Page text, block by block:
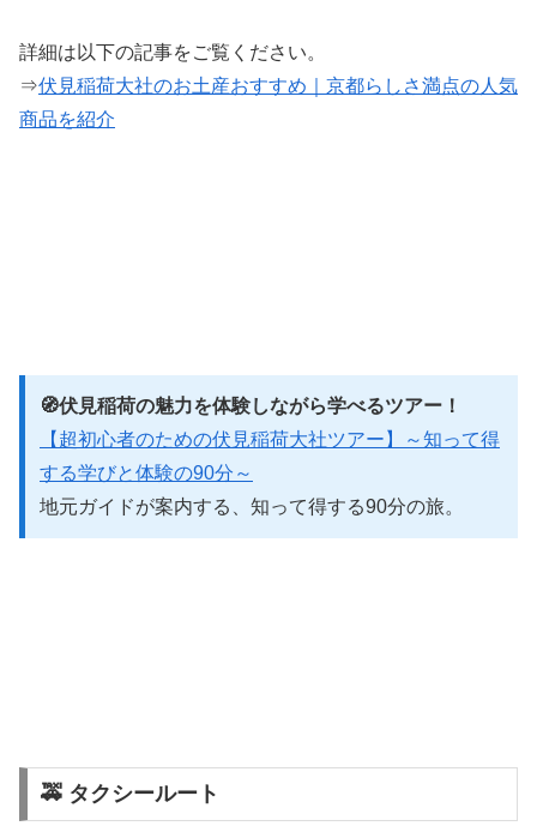
詳細は以下の記事をご覧ください。
⇒伏見稲荷大社のお土産おすすめ｜京都らしさ満点の人気
商品を紹介
🧭伏見稲荷の魅力を体験しながら学べるツアー！
【超初心者のための伏見稲荷大社ツアー】～知って得
する学びと体験の90分～
地元ガイドが案内する、知って得する90分の旅。
🚕 タクシールート